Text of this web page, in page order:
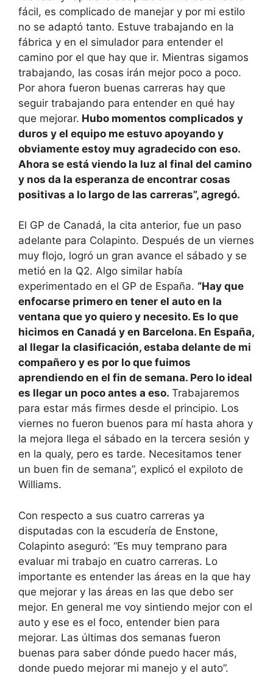
fácil, es complicado de manejar y por mi estilo
no se adaptó tanto. Estuve trabajando en la
fábrica y en el simulador para entender el
camino por el que hay que ir. Mientras sigamos
trabajando, las cosas irán mejor poco a poco.
Por ahora fueron buenas carreras hay que
seguir trabajando para entender en qué hay
que mejorar. Hubo momentos complicados y
duros y el equipo me estuvo apoyando y
obviamente estoy muy agradecido con eso.
Ahora se está viendo la luz al final del camino
y nos da la esperanza de encontrar cosas
positivas a lo largo de las carreras”, agregó.
El GP de Canadá, la cita anterior, fue un paso
adelante para Colapinto. Después de un viernes
muy flojo, logró un gran avance el sábado y se
metió en la Q2. Algo similar había
experimentado en el GP de España. “Hay que
enfocarse primero en tener el auto en la
ventana que yo quiero y necesito. Es lo que
hicimos en Canadá y en Barcelona. En España,
al llegar la clasificación, estaba delante de mi
compañero y es por lo que fuimos
aprendiendo en el fin de semana. Pero lo ideal
es llegar un poco antes a eso. Trabajaremos
para estar más firmes desde el principio. Los
viernes no fueron buenos para mí hasta ahora y
la mejora llega el sábado en la tercera sesión y
en la qualy, pero es tarde. Necesitamos tener
un buen fin de semana”, explicó el expiloto de
Williams.
Con respecto a sus cuatro carreras ya
disputadas con la escudería de Enstone,
Colapinto aseguró: “Es muy temprano para
evaluar mi trabajo en cuatro carreras. Lo
importante es entender las áreas en la que hay
que mejorar y las áreas en las que debo ser
mejor. En general me voy sintiendo mejor con el
auto y ese es el foco, entender bien para
mejorar. Las últimas dos semanas fueron
buenas para saber dónde puedo hacer más,
donde puedo mejorar mi manejo y el auto”.